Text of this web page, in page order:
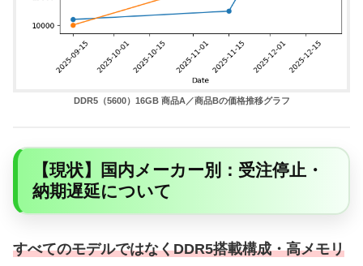
DDR5（5600）16GB 商品A／商品Bの価格推移グラフ
【現状】国内メーカー別：受注停止・
納期遅延について
すべてのモデルではなくDDR5搭載構成・高メモリ